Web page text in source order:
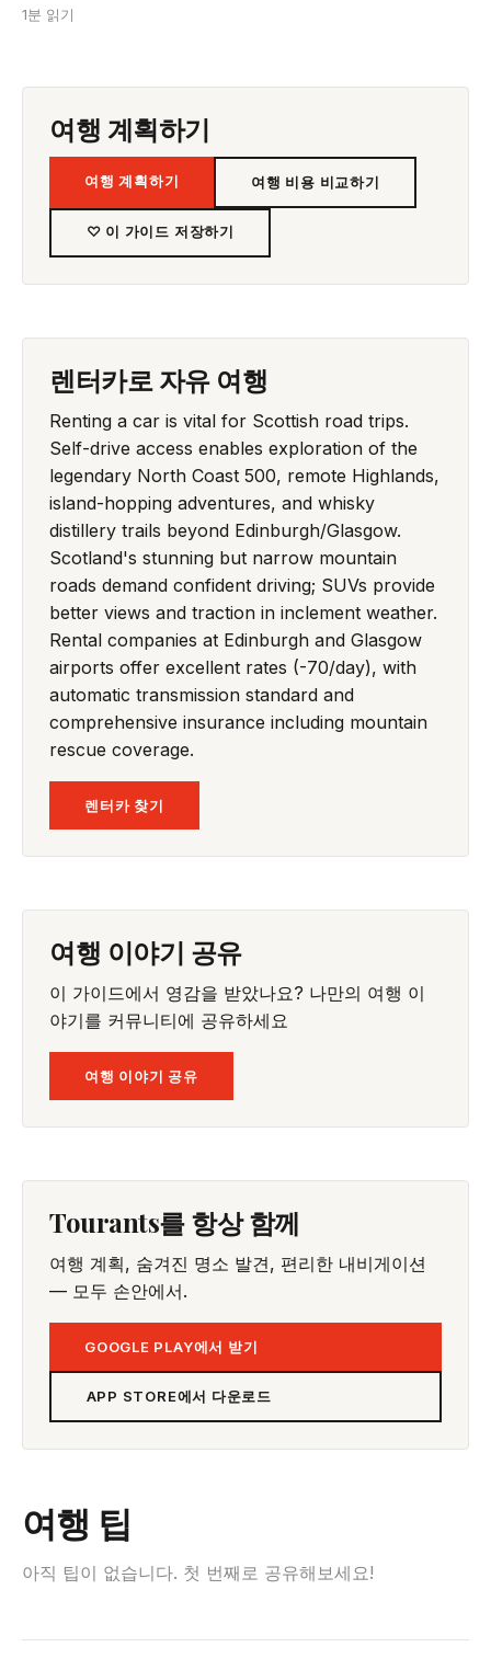
1분 읽기
여행 계획하기
여행 계획하기 여행 비용 비교하기
♡ 이 가이드 저장하기
렌터카로 자유 여행
Renting a car is vital for Scottish road trips.
Self-drive access enables exploration of the
legendary North Coast 500, remote Highlands,
island-hopping adventures, and whisky
distillery trails beyond Edinburgh/Glasgow.
Scotland's stunning but narrow mountain
roads demand confident driving; SUVs provide
better views and traction in inclement weather.
Rental companies at Edinburgh and Glasgow
airports offer excellent rates (-70/day), with
automatic transmission standard and
comprehensive insurance including mountain
rescue coverage.
렌터카 찾기
여행 이야기 공유
이 가이드에서 영감을 받았나요? 나만의 여행 이
야기를 커뮤니티에 공유하세요
여행 이야기 공유
Tourants를 항상 함께
여행 계획, 숨겨진 명소 발견, 편리한 내비게이션
— 모두 손안에서.
GOOGLE PLAY에서 받기
APP STORE에서 다운로드
여행 팁
아직 팁이 없습니다. 첫 번째로 공유해보세요!